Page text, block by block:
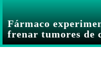
Fármaco
frenar tumores de